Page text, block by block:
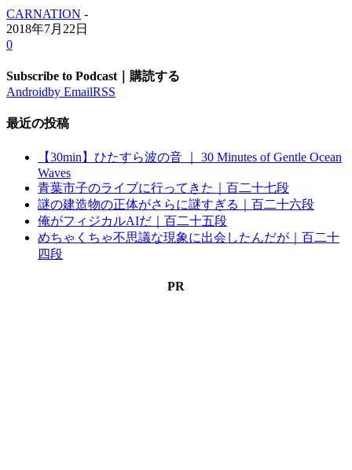
CARNATION -
2018年7月22日
0
Subscribe to Podcast｜購読する
Androidby EmailRSS
最近の投稿
【30min】ひたすら波の音 ｜ 30 Minutes of Gentle Ocean
Waves
青葉市子のライブに行ってきた｜百二十七段
謎の建造物の正体がさらに謎すぎる｜百二十六段
俺がフィジカルAIだ｜百二十五段
めちゃくちゃ不思議な現象に出会したんだが｜百二十
四段
PR